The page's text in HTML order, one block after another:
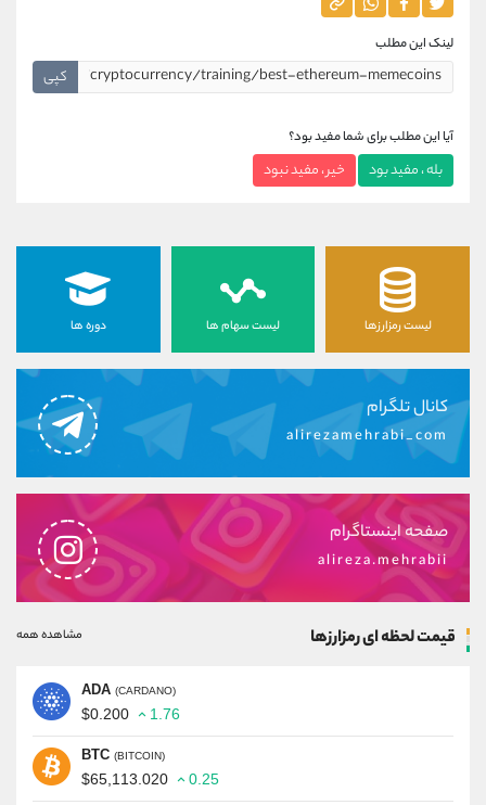
لینک این مطلب
کپی
آیا این مطلب برای شما مفید بود؟
بله ، مفید بود خیر ، مفید نبود
لیست رمزارزها لیست سهام ها دوره ها
کانال تلگرام
alirezamehrabi_com
صفحه اینستاگرام
alireza.mehrabii
قیمت لحظه ای رمزارزها مشاهده همه
ADA (CARDANO)
$0.200 1.76
BTC (BITCOIN)
$65,113.020 0.25